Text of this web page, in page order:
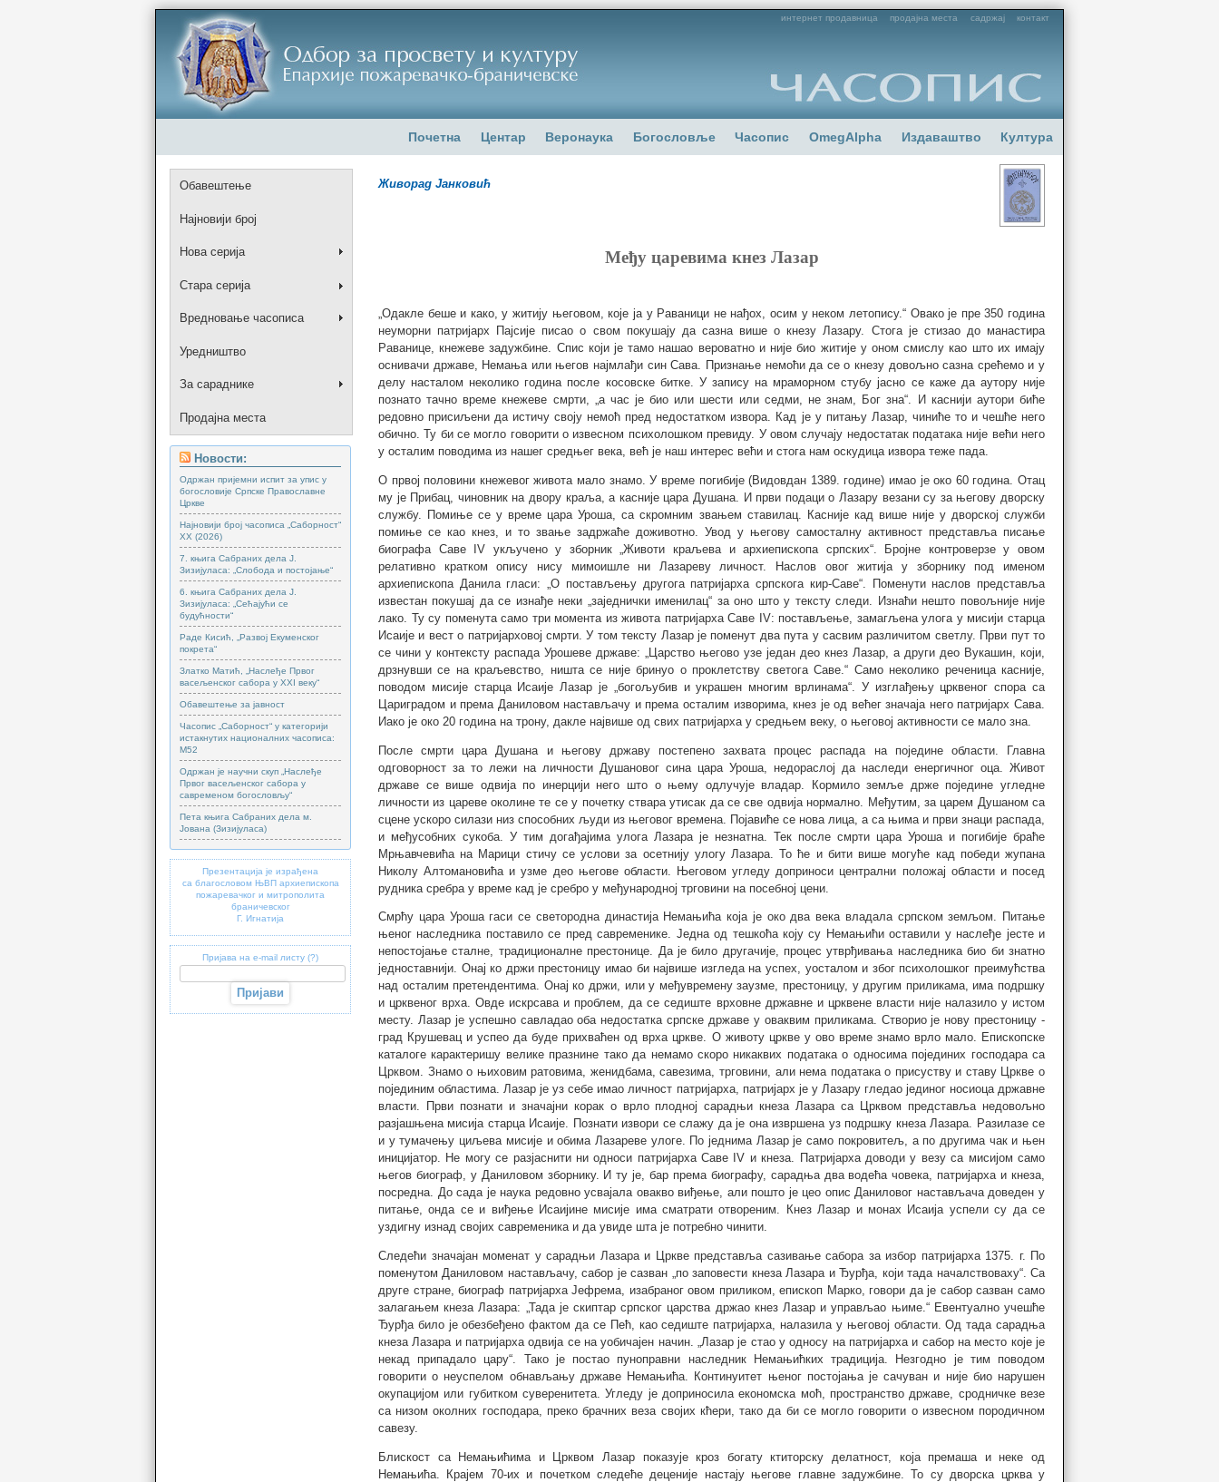
интернет продавница продајна места садржај контакт
Почетна Центар Веронаука Богословље Часопис OmegAlpha Издаваштво Култура
Обавештење
Најновији број
Нова серија
Стара серија
Вредновање часописа
Уредништво
За сараднике
Продајна места
Новости:
Одржан пријемни испит за упис у
богословије Српске Православне
Цркве
Најновији број часописа „Саборност“
XX (2026)
7. књига Сабраних дела Ј.
Зизијуласа: „Слобода и постојање“
6. књига Сабраних дела Ј.
Зизијуласа: „Сећајући се
будућности“
Раде Кисић, „Развој Екуменског
покрета“
Златко Матић, „Наслеђе Првог
васељенског сабора у XXI веку“
Обавештење за јавност
Часопис „Саборност“ у категорији
истакнутих националних часописа:
М52
Одржан је научни скуп „Наслеђе
Првог васељенског сабора у
савременом богословљу“
Пета књига Сабраних дела м.
Јована (Зизијуласа)
Презентација је израђена
са благословом ЊВП архиепископа
пожаревачког и митрополита
браничевског
Г. Игнатија
Пријава на e-mail листу (?)
Живорад Јанковић
Међу царевима кнез Лазар
„Одакле беше и како, у житију његовом, које ја у Раваници не нађох, осим у неком летопису.“ Овако је пре 350 година
неуморни патријарх Пајсије писао о свом покушају да сазна више о кнезу Лазару. Стога је стизао до манастира
Раванице, кнежеве задужбине. Спис који је тамо нашао вероватно и није био житије у оном смислу као што их имају
оснивачи државе, Немања или његов најмлађи син Сава. Признање немоћи да се о кнезу довољно сазна срећемо и у
делу насталом неколико година после косовске битке. У запису на мраморном стубу јасно се каже да аутору није
познато тачно време кнежеве смрти, „а час је био или шести или седми, не знам, Бог зна“. И каснији аутори биће
редовно присиљени да истичу своју немоћ пред недостатком извора. Кад је у питању Лазар, чиниће то и чешће него
обично. Ту би се могло говорити о извесном психолошком превиду. У овом случају недостатак података није већи него
у осталим поводима из нашег средњег века, већ је наш интерес већи и стога нам оскудица извора теже пада.
О првој половини кнежевог живота мало знамо. У време погибије (Видовдан 1389. године) имао је око 60 година. Отац
му је Прибац, чиновник на двору краља, а касније цара Душана. И први подаци о Лазару везани су за његову дворску
службу. Помиње се у време цара Уроша, са скромним звањем ставилац. Касније кад више није у дворској служби
помиње се као кнез, и то звање задржаће доживотно. Увод у његову самосталну активност представља писање
биографа Саве IV укључено у зборник „Животи краљева и архиепископа српских“. Бројне контроверзе у овом
релативно кратком опису нису мимоишле ни Лазареву личност. Наслов овог житија у зборнику под именом
архиепископа Данила гласи: „О постављењу другога патријарха српскога кир-Саве“. Поменути наслов представља
известан покушај да се изнађе неки „заједнички именилац“ за оно што у тексту следи. Изнаћи нешто повољније није
лако. Ту су поменута само три момента из живота патријарха Саве IV: постављење, замагљена улога у мисији старца
Исаије и вест о патријарховој смрти. У том тексту Лазар је поменут два пута у сасвим различитом светлу. Први пут то
се чини у контексту распада Урошеве државе: „Царство његово узе један део кнез Лазар, а други део Вукашин, који,
дрзнувши се на краљевство, ништа се није бринуо о проклетству светога Саве.“ Само неколико реченица касније,
поводом мисије старца Исаије Лазар је „богољубив и украшен многим врлинама“. У изглађењу црквеног спора са
Цариградом и према Даниловом настављачу и према осталим изворима, кнез је од већег значаја него патријарх Сава.
Иако је око 20 година на трону, дакле највише од свих патријарха у средњем веку, о његовој активности се мало зна.
После смрти цара Душана и његову државу постепено захвата процес распада на поједине области. Главна
одговорност за то лежи на личности Душановог сина цара Уроша, недораслој да наследи енергичног оца. Живот
државе се више одвија по инерцији него што о њему одлучује владар. Кормило земље држе поједине угледне
личности из цареве околине те се у почетку ствара утисак да се све одвија нормално. Међутим, за царем Душаном са
сцене ускоро силази низ способних људи из његовог времена. Појавиће се нова лица, а са њима и први знаци распада,
и међусобних сукоба. У тим догађајима улога Лазара је незнатна. Тек после смрти цара Уроша и погибије браће
Мрњавчевића на Марици стичу се услови за осетнију улогу Лазара. То ће и бити више могуће кад победи жупана
Николу Алтомановића и узме део његове области. Његовом угледу доприноси централни положај области и посед
рудника сребра у време кад је сребро у међународној трговини на посебној цени.
Смрћу цара Уроша гаси се светородна династија Немањића која је око два века владала српском земљом. Питање
њеног наследника поставило се пред савременике. Једна од тешкоћа коју су Немањићи оставили у наслеђе јесте и
непостојање сталне, традиционалне престонице. Да је било другачије, процес утврђивања наследника био би знатно
једноставнији. Онај ко држи престоницу имао би највише изгледа на успех, уосталом и због психолошког преимућства
над осталим претендентима. Онај ко држи, или у међувремену заузме, престоницу, у другим приликама, има подршку
и црквеног врха. Овде искрсава и проблем, да се седиште врховне државне и црквене власти није налазило у истом
месту. Лазар је успешно савладао оба недостатка српске државе у оваквим приликама. Створио је нову престоницу -
град Крушевац и успео да буде прихваћен од врха цркве. О животу цркве у ово време знамо врло мало. Епископске
каталоге карактеришу велике празнине тако да немамо скоро никаквих података о односима појединих господара са
Црквом. Знамо о њиховим ратовима, женидбама, савезима, трговини, али нема података о присуству и ставу Цркве о
појединим областима. Лазар је уз себе имао личност патријарха, патријарх је у Лазару гледао јединог носиоца државне
власти. Први познати и значајни корак о врло плодној сарадњи кнеза Лазара са Црквом представља недовољно
разјашњена мисија старца Исаије. Познати извори се слажу да је она извршена уз подршку кнеза Лазара. Разилазе се
и у тумачењу циљева мисије и обима Лазареве улоге. По једнима Лазар је само покровитељ, а по другима чак и њен
иницијатор. Не могу се разјаснити ни односи патријарха Саве IV и кнеза. Патријарха доводи у везу са мисијом само
његов биограф, у Даниловом зборнику. И ту је, бар према биографу, сарадња два водећа човека, патријарха и кнеза,
посредна. До сада је наука редовно усвајала овакво виђење, али пошто је цео опис Даниловог настављача доведен у
питање, онда се и виђење Исаијине мисије има сматрати отвореним. Кнез Лазар и монах Исаија успели су да се
уздигну изнад својих савременика и да увиде шта је потребно чинити.
Следећи значајан моменат у сарадњи Лазара и Цркве представља сазивање сабора за избор патријарха 1375. г. По
поменутом Даниловом настављачу, сабор је сазван „по заповести кнеза Лазара и Ђурђа, који тада началствоваху“. Са
друге стране, биограф патријарха Јефрема, изабраног овом приликом, епископ Марко, говори да је сабор сазван само
залагањем кнеза Лазара: „Тада је скиптар српског царства држао кнез Лазар и управљао њиме.“ Евентуално учешће
Ђурђа било је обезбеђено фактом да се Пећ, као седиште патријарха, налазила у његовој области. Од тада сарадња
кнеза Лазара и патријарха одвија се на уобичајен начин. „Лазар је стао у односу на патријарха и сабор на место које је
некад припадало цару“. Тако је постао пуноправни наследник Немањићких традиција. Незгодно је тим поводом
говорити о неуспелом обнављању државе Немањића. Континуитет њеног постојања је сачуван и није био нарушен
окупацијом или губитком суверенитета. Угледу је доприносила економска моћ, пространство државе, сродничке везе
са низом околних господара, преко брачних веза својих кћери, тако да би се могло говорити о извесном породичном
савезу.
Блискост са Немањићима и Црквом Лазар показује кроз богату ктиторску делатност, која премаша и неке од
Немањића. Крајем 70-их и почетком следеће деценије настају његове главне задужбине. То су дворска црква у